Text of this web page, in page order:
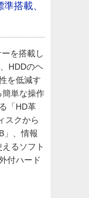
搭載、
を搭載し
HDDのヘ
を低減す
簡単な操作
「HD革
スクから
」、情報
るソフト
付ハード